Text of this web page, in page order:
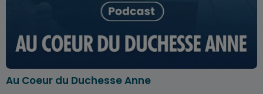
Au Coeur du Duchesse Anne